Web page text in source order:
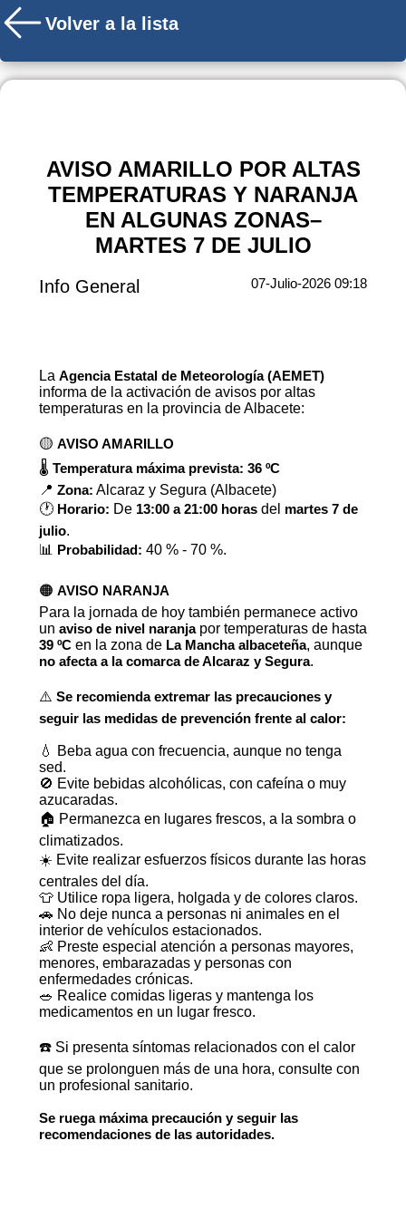
Volver a la lista
AVISO AMARILLO POR ALTAS
TEMPERATURAS Y NARANJA
EN ALGUNAS ZONAS–
MARTES 7 DE JULIO
Info General 07-Julio-2026 09:18
La Agencia Estatal de Meteorología (AEMET)
informa de la activación de avisos por altas
temperaturas en la provincia de Albacete:
🟡 AVISO AMARILLO
🌡️ Temperatura máxima prevista: 36 ºC
📍 Zona: Alcaraz y Segura (Albacete)
🕐 Horario: De 13:00 a 21:00 horasdel martes 7 de
julio.
📊 Probabilidad: 40 % - 70 %.
🟠 AVISO NARANJA
Para la jornada de hoy también permanece activo
un aviso de nivel naranjapor temperaturas de hasta
39 ºCen la zona de La Mancha albaceteña, aunque
no afecta a la comarca de Alcaraz y Segura.
⚠️ Se recomienda extremar las precauciones y
seguir las medidas de prevención frente al calor:
💧 Beba agua con frecuencia, aunque no tenga
sed.
🚫 Evite bebidas alcohólicas, con cafeína o muy
azucaradas.
🏠 Permanezca en lugares frescos, a la sombra o
climatizados.
☀️ Evite realizar esfuerzos físicos durante las horas
centrales del día.
👕 Utilice ropa ligera, holgada y de colores claros.
🚗 No deje nunca a personas ni animales en el
interior de vehículos estacionados.
👶 Preste especial atención a personas mayores,
menores, embarazadas y personas con
enfermedades crónicas.
🥗 Realice comidas ligeras y mantenga los
medicamentos en un lugar fresco.
☎️ Si presenta síntomas relacionados con el calor
que se prolonguen más de una hora, consulte con
un profesional sanitario.
Se ruega máxima precaución y seguir las
recomendaciones de las autoridades.